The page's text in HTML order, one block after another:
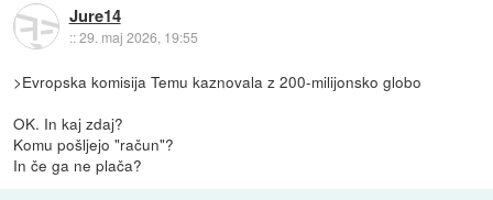
Jure14
::29. maj 2026, 19:55
>Evropska komisija Temu kaznovala z 200-milijonsko globo
OK. In kaj zdaj?
Komu pošljejo "račun"?
In če ga ne plača?